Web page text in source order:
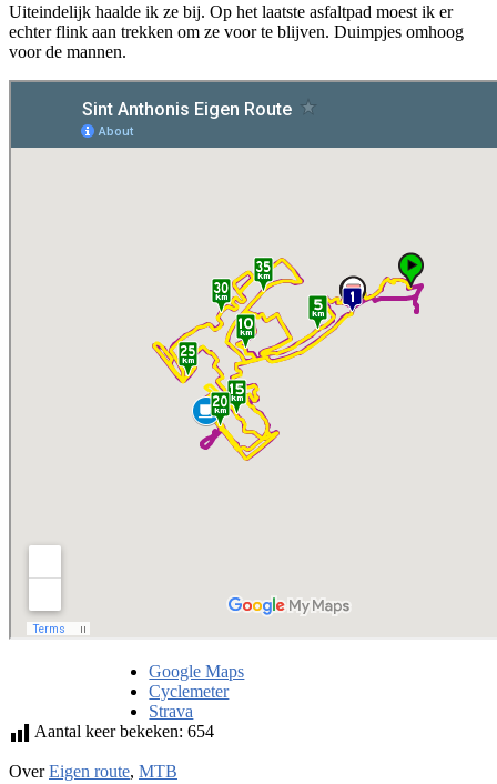
Uiteindelijk haalde ik ze bij. Op het laatste asfaltpad moest ik er
echter flink aan trekken om ze voor te blijven. Duimpjes omhoog
voor de mannen.
Google Maps
Cyclemeter
Strava
Aantal keer bekeken: 654
OverEigen route, MTB